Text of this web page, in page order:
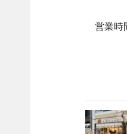
営業時